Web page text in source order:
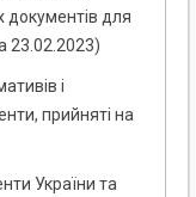
документів для
23.02.2023)
і
прийняті на
України та